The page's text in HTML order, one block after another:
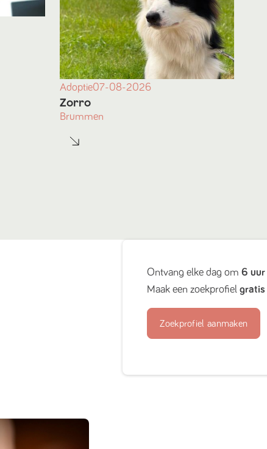
Adoptie07-08-2026
Zorro
Brummen
Ontvang elke dag om6 uur
Maak een zoekprofielgratis
Zoekprofiel aanmaken